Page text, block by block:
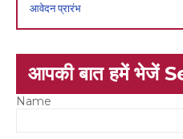
आवेदन प्रारंभ
आपकी बात हमें भेजें
Name